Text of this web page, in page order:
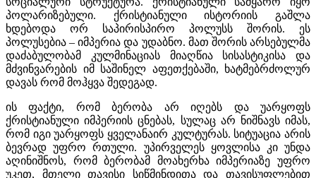
პოლარიზებული. ქრისტიანული ისტორიის გაშლა
ხდებოდა ორ საპირისპირო პოლუსს შორის. ეს
პოლუსებია – იმპერია და უდაბნო. მათ შორის არსებულმა
დაძაბულობამ კულმინაციას მიაღწია სისასტიკისა და
მძვინვარების იმ საშინელ აფეთქებაში, ხატმებრძოლურ
დავას რომ მოჰყვა შედეგად.
ის ფაქტი, რომ ბერობა არ იღებს და უარყოფს
ქრისტიანული იმპერიის ცნებას, სულაც არ ნიშნავს იმას,
რომ იგი უარყოფს ყველანაირ კულტურას. სიტუაცია არის
ბევრად უფრო რთული. უპირველეს ყოვლისა კი უნდა
აღინიშნოს, რომ ბერობამ მოახერხა იმპერიაზე უფრო
უკეთ, მთელი თავისი სიწმინდითა და თავისუფლებით